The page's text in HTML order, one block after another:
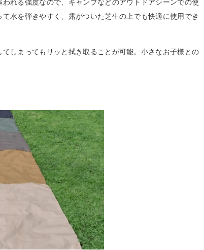
れる強度なので、キャンプなどのアウトドアシーンでの使
水を弾きやすく、露がついた芝生の上でも快適に使用でき
しまってもサッと拭き取ることが可能。小さなお子様との